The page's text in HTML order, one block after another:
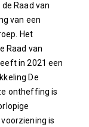
Raad van
van een
Het
Raad van
in 2021 een
De
ontheffing is
is